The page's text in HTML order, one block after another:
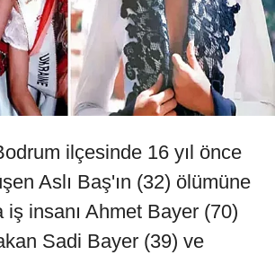
ilçesinde 16 yıl önce
Aslı Baş'ın (32) ölümüne
iş insanı Ahmet Bayer (70)
Sadi Bayer (39) ve